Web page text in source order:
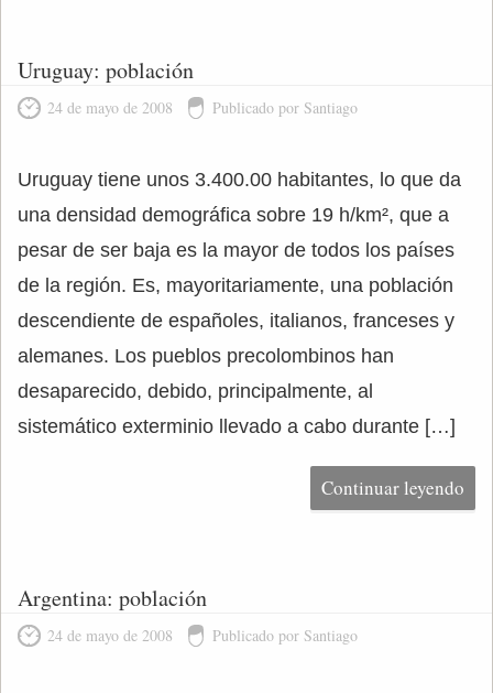
Uruguay: población
24 de mayo de 2008 Publicado por Santiago
Uruguay tiene unos 3.400.00 habitantes, lo que da
una densidad demográfica sobre 19 h/km², que a
pesar de ser baja es la mayor de todos los países
de la región. Es, mayoritariamente, una población
descendiente de españoles, italianos, franceses y
alemanes. Los pueblos precolombinos han
desaparecido, debido, principalmente, al
sistemático exterminio llevado a cabo durante […]
Continuar leyendo
Argentina: población
24 de mayo de 2008 Publicado por Santiago